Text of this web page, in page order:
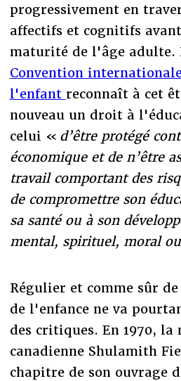
progressivement en
affectifs et cognitifs
maturité de l'âge adulte.
Convention
l'enfant reconnaît à cet
nouveau un droit à
celui « d’être protégé
économique et de n’être
travail comportant des
de compromettre son
sa santé ou à son
mental, spirituel, moral
Régulier et comme sûr
de l'enfance ne va
des critiques. En 1970,
canadienne Shulamith
chapitre de son ouvrage